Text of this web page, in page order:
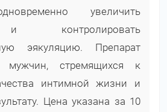
увеличить
контролировать
эякуляцию. Препарат
мужчин, стремящихся к
интимной жизни и
Цена указана за 10